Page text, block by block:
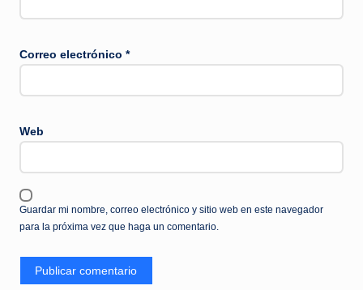
Correo electrónico *
Web
Guardar mi nombre, correo electrónico y sitio web en este navegador
para la próxima vez que haga un comentario.